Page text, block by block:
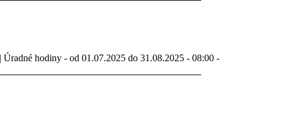
hodiny - od 01.07.2025 do 31.08.2025 - 08:00 -